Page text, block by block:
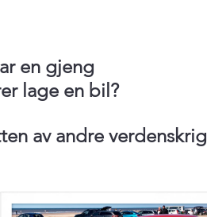
en gjeng
lage en bil?
av andre verdenskrig